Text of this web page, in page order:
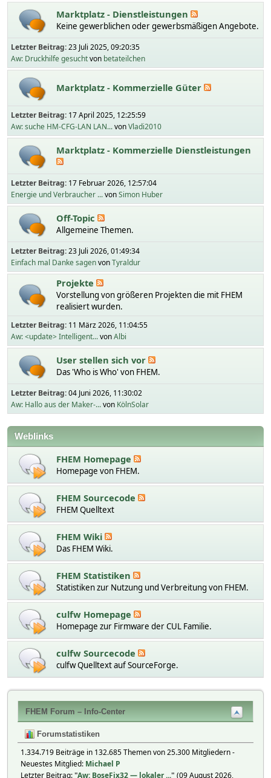
Marktplatz - Dienstleistungen
Keine gewerblichen oder gewerbsmäßigen Angebote.
Letzter Beitrag:23 Juli 2025, 09:20:35
Aw: Druckhilfe gesuchtvon betateilchen
Marktplatz - Kommerzielle Güter
Letzter Beitrag: 17 April 2025, 12:25:59
Aw: suche HM-CFG-LAN LAN...vonVladi2010
Marktplatz - Kommerzielle Dienstleistungen
Letzter Beitrag: 17 Februar 2026, 12:57:04
Energie und Verbraucher ...vonSimon Huber
Off-Topic
Allgemeine Themen.
Letzter Beitrag:23 Juli 2026, 01:49:34
Einfach mal Danke sagenvonTyraldur
Projekte
Vorstellung von größeren Projekten die mit FHEM
realisiert wurden.
Letzter Beitrag: 11 März 2026, 11:04:55
Aw: <update> Intelligent...vonAlbi
User stellen sich vor
Das 'Who is Who' von FHEM.
Letzter Beitrag:04 Juni 2026, 11:30:02
Aw: Hallo aus der Maker-...von KölnSolar
Weblinks
FHEM Homepage
Homepage von FHEM.
FHEM Sourcecode
FHEM Quelltext
FHEM Wiki
Das FHEM Wiki.
FHEM Statistiken
Statistiken zur Nutzung und Verbreitung von FHEM.
culfw Homepage
Homepage zur Firmware der CUL Familie.
culfw Sourcecode
culfw Quelltext auf SourceForge.
FHEM Forum – Info-Center
Forumstatistiken
1.334.719 Beiträge in 132.685 Themen von 25.300 Mitgliedern -
Neuestes Mitglied: Michael P
Letzter Beitrag:"Aw: BoseFix32 — lokaler ..." (09 August 2026,